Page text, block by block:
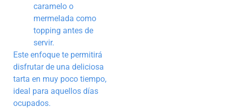
caramelo o
mermelada como
topping antes de
servir.
Este enfoque te permitirá
disfrutar de una deliciosa
tarta en muy poco tiempo,
ideal para aquellos días
ocupados.